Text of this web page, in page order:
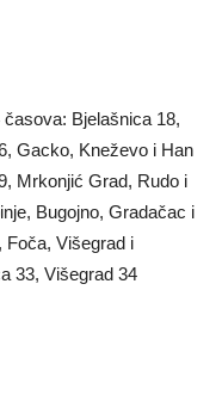
Bjelašnica 18,
Gacko, Kneževo i Han
Mrkonjić Grad, Rudo i
Bugojno, Gradačac i
Foča, Višegrad i
33, Višegrad 34